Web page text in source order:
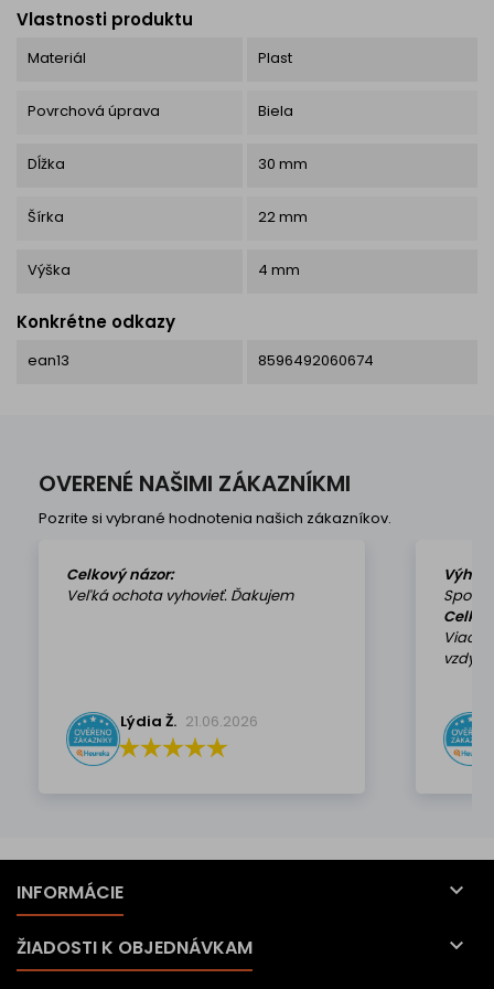
Vlastnosti produktu
Materiál Plast
Povrchová úprava Biela
Dĺžka 30 mm
Šírka 22 mm
Výška 4 mm
Konkrétne odkazy
ean13 8596492060674
OVERENÉ NAŠIMI ZÁKAZNÍKMI
Pozrite si vybrané hodnotenia našich zákazníkov.
Celkový názor:
Veľká ochota vyhovieť. Ďakujem
Lýdia Ž. 21.06.2026
vzdy k
INFORMÁCIE 
ŽIADOSTI K OBJEDNÁVKAM 